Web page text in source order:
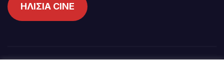
ΗΛΙΣΙΑ CINE